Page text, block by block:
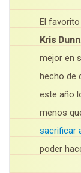
El
Kris Dunn
mejor en
hecho de
este año
menos
sacrificar
poder